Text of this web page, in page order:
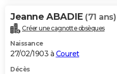
Jeanne ABADIE (71 ans)
Créer une cagnotte obsèques
Naissance
27/02/1903 à Couret
Décès